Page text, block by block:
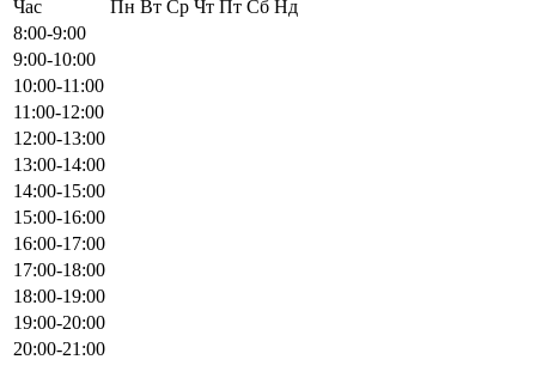
Час Пн Вт Ср Чт Пт Сб Нд
8:00-9:00
9:00-10:00
10:00-11:00
11:00-12:00
12:00-13:00
13:00-14:00
14:00-15:00
15:00-16:00
16:00-17:00
17:00-18:00
18:00-19:00
19:00-20:00
20:00-21:00